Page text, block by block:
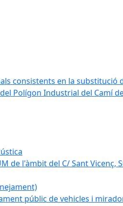
consistents en la
Polígon Industrial del Camí
de l'àmbit del C/ Sant Vicenç,
públic de vehicles i